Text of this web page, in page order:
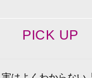
PICK UP